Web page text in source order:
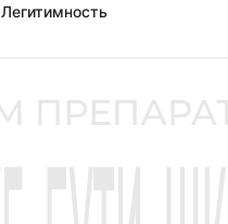
Легитимность